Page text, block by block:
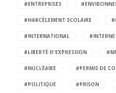
#ENTREPRISES
#HARCÈLEMENT SCOLAIRE
#INTERNATIONAL
#LIBERTÉ D'EXPRESSION
#NUCLÉAIRE #PERMIS DE
#POLITIQUE #PRISON